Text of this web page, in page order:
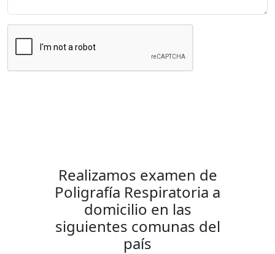
Realizamos examen de
Poligrafía Respiratoria a
domicilio en las
siguientes comunas del
país